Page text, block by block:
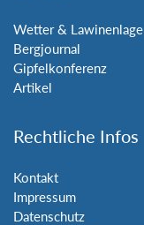
Wetter & Lawinenlage
Bergjournal
Gipfelkonferenz
Artikel
Rechtliche Infos
Kontakt
Impressum
Datenschutz